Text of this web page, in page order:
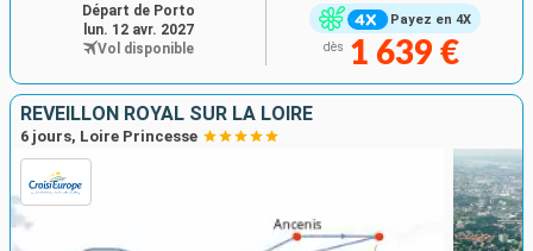
Payez en 4X
dès 1 639 €
Départ de Porto
lun. 12 avr. 2027
Vol disponible
RÉVEILLON ROYAL SUR LA LOIRE
6 jours, Loire Princesse